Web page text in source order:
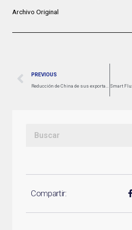
Archivo Original
PREVIOUS
Reducción de China de sus exportaciones de UCO no impactarían fuertemente al transporte marítimo de productos químicos
Compartir: